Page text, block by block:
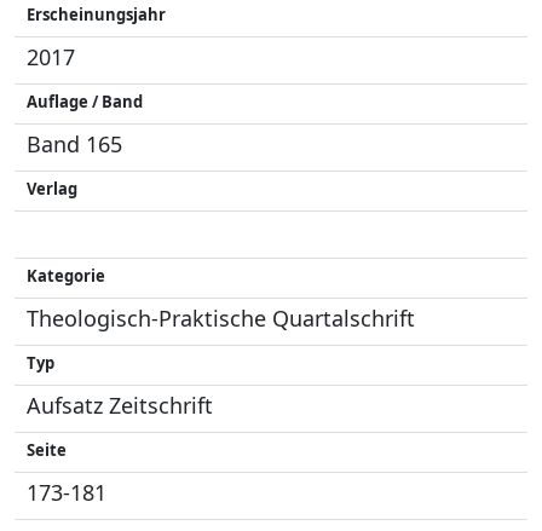
Erscheinungsjahr
2017
Auflage / Band
Band 165
Verlag
Kategorie
Theologisch-Praktische Quartalschrift
Typ
Aufsatz Zeitschrift
Seite
173-181